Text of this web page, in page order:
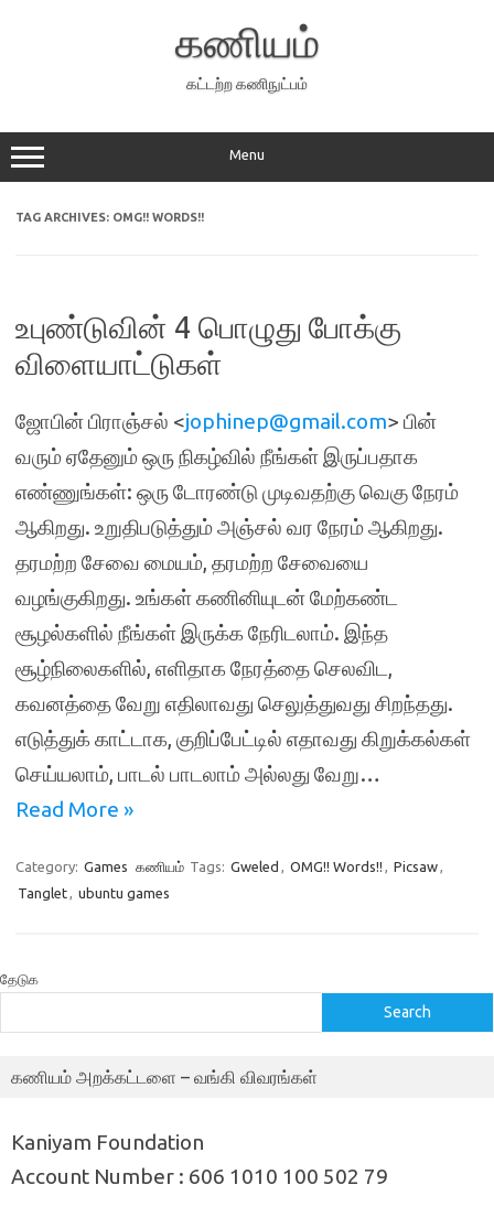
கணியம்
கட்டற்ற கணிநுட்பம்
Menu
TAG ARCHIVES: OMG!! WORDS!!
உபுண்டுவின் 4 பொழுது போக்கு
விளையாட்டுகள்
ஜோபின் பிராஞ்சல் <jophinep@gmail.com> பின்
வரும் ஏதேனும் ஒரு நிகழ்வில் நீங்கள் இருப்பதாக
எண்ணுங்கள்: ஒரு டோரண்டு முடிவதற்கு வெகு நேரம்
ஆகிறது. உறுதிபடுத்தும் அஞ்சல் வர நேரம் ஆகிறது.
தரமற்ற சேவை மையம், தரமற்ற சேவையை
வழங்குகிறது. உங்கள் கணினியுடன் மேற்கண்ட
சூழல்களில் நீங்கள் இருக்க நேரிடலாம். இந்த
சூழ்நிலைகளில், எளிதாக நேரத்தை செலவிட,
கவனத்தை வேறு எதிலாவது செலுத்துவது சிறந்தது.
எடுத்துக் காட்டாக, குறிப்பேட்டில் எதாவது கிறுக்கல்கள்
செய்யலாம், பாடல் பாடலாம் அல்லது வேறு…
Read More »
Category: Games கணியம் Tags: Gweled , OMG!! Words!! , Picsaw,
Tanglet, ubuntu games
தேடுக
Search
கணியம் அறக்கட்டளை – வங்கி விவரங்கள்
Kaniyam Foundation
Account Number : 606 1010 100 502 79